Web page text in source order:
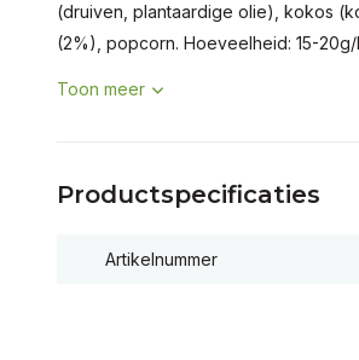
(druiven, plantaardige olie), kokos
(2%), popcorn. Hoeveelheid: 15-20g/l
Toon meer
Productspecificaties
Artikelnummer